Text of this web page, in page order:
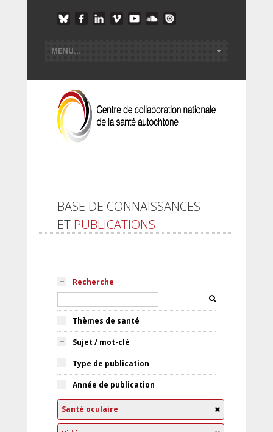
BASE DE CONNAISSANCES
ET PUBLICATIONS
Recherche
Thèmes de santé
Sujet / mot-clé
Type de publication
Année de publication
Santé oculaire